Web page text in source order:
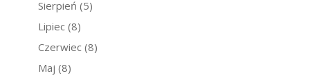
Sierpień (5)
Lipiec (8)
Czerwiec (8)
Maj (8)